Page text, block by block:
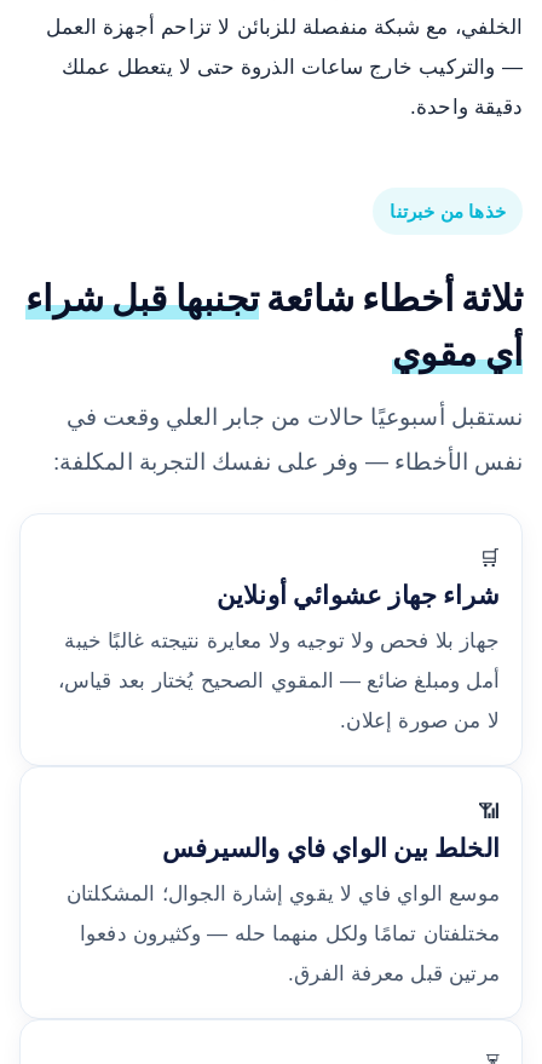
الخلفي، مع شبكة منفصلة للزبائن لا تزاحم أجهزة العمل
— والتركيب خارج ساعات الذروة حتى لا يتعطل عملك
دقيقة واحدة.
خذها من خبرتنا
ثلاثة أخطاء شائعةتجنبها قبل شراء
أي مقوي
نستقبل أسبوعيًا حالات من جابر العلي وقعت في
نفس الأخطاء — وفر على نفسك التجربة المكلفة:
🛒
شراء جهاز عشوائي أونلاين
جهاز بلا فحص ولا توجيه ولا معايرة نتيجته غالبًا خيبة
أمل ومبلغ ضائع — المقوي الصحيح يُختار بعد قياس،
لا من صورة إعلان.
📶
الخلط بين الواي فاي والسيرفس
موسع الواي فاي لا يقوي إشارة الجوال؛ المشكلتان
مختلفتان تمامًا ولكل منهما حله — وكثيرون دفعوا
مرتين قبل معرفة الفرق.